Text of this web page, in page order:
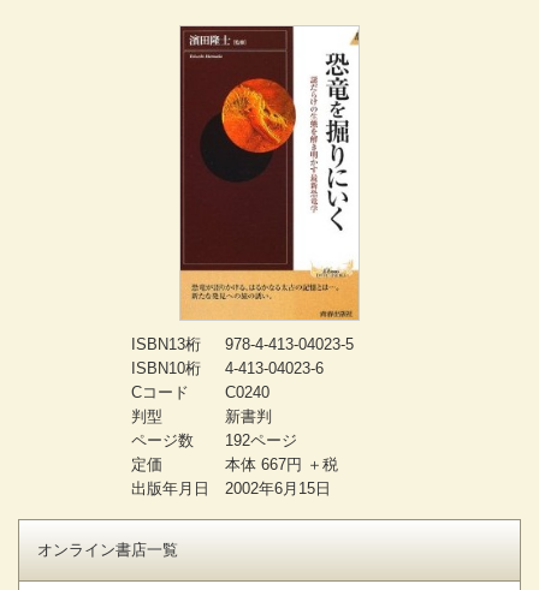
ISBN13桁
978-4-413-04023-5
ISBN10桁
4-413-04023-6
Cコード
C0240
判型
新書判
ページ数
192ページ
定価
本体 667円 ＋税
出版年月日
2002年6月15日
オンライン書店一覧